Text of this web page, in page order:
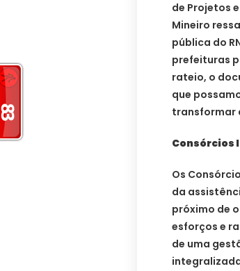
de Projetos
Mineiro
pública do
prefeituras
rateio, o
que
transformar
Consórcios
Os
da
próximo de
esforços e
de uma